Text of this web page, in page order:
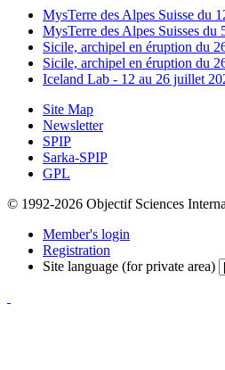
MysTerre des Alpes Suisse du
MysTerre des Alpes Suisses du
Sicile, archipel en éruption du
Sicile, archipel en éruption du
Iceland Lab - 12 au 26 juillet
Site Map
Newsletter
SPIP
Sarka-SPIP
GPL
© 1992-2026 Objectif Sciences
Member's login
Registration
Site language (for private area)